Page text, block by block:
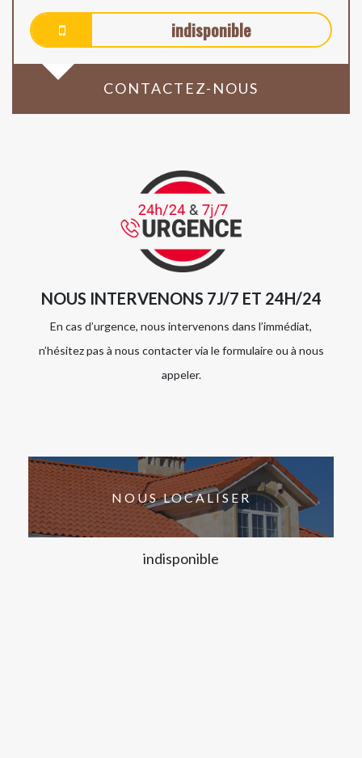
indisponible
CONTACTEZ-NOUS
NOUS INTERVENONS 7J/7 ET 24H/24
En cas d’urgence, nous intervenons dans l’immédiat,
n’hésitez pas à nous contacter via le formulaire ou à nous
appeler.
NOUS LOCALISER
indisponible